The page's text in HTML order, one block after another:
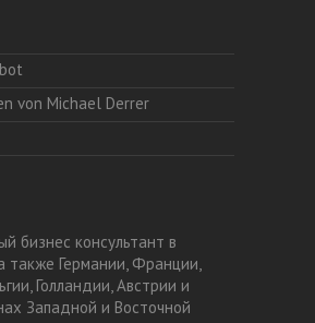
von Michael Derrer
бизнес консультант в
также Германии, Франции,
Голландии, Австрии и
Западной и Восточной